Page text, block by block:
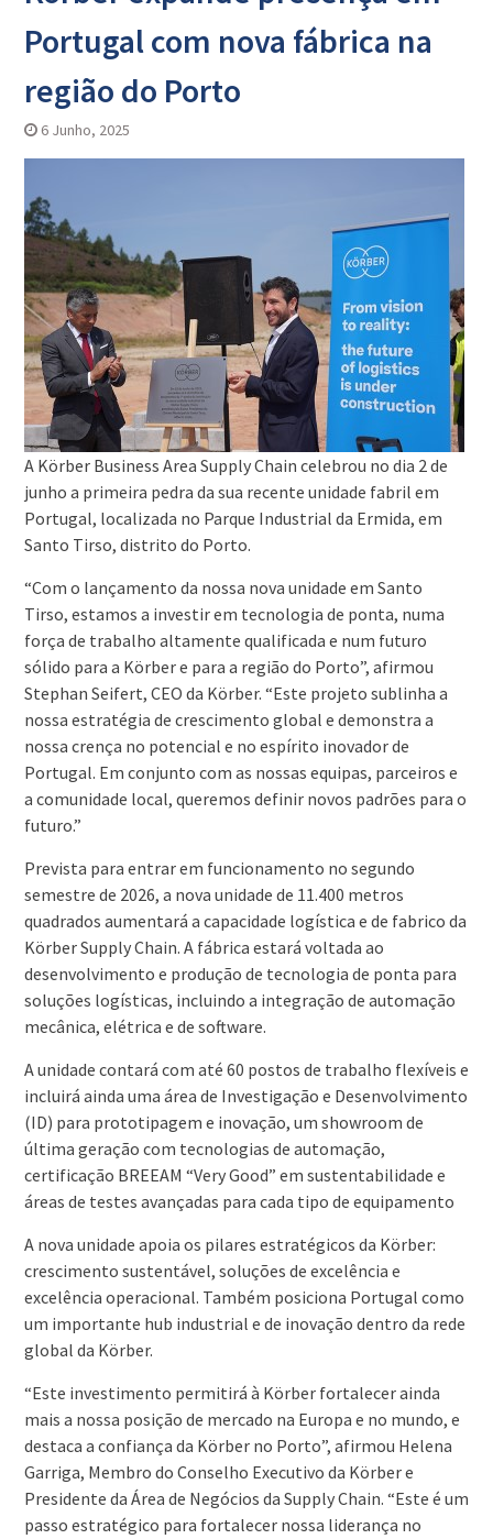
Portugal com nova fábrica na
região do Porto
6 Junho, 2025
A Körber Business Area Supply Chain celebrou no dia 2 de
junho a primeira pedra da sua recente unidade fabril em
Portugal, localizada no Parque Industrial da Ermida, em
Santo Tirso, distrito do Porto.
“Com o lançamento da nossa nova unidade em Santo
Tirso, estamos a investir em tecnologia de ponta, numa
força de trabalho altamente qualificada e num futuro
sólido para a Körber e para a região do Porto”, afirmou
Stephan Seifert, CEO da Körber. “Este projeto sublinha a
nossa estratégia de crescimento global e demonstra a
nossa crença no potencial e no espírito inovador de
Portugal. Em conjunto com as nossas equipas, parceiros e
a comunidade local, queremos definir novos padrões para o
futuro.”
Prevista para entrar em funcionamento no segundo
semestre de 2026, a nova unidade de 11.400 metros
quadrados aumentará a capacidade logística e de fabrico da
Körber Supply Chain. A fábrica estará voltada ao
desenvolvimento e produção de tecnologia de ponta para
soluções logísticas, incluindo a integração de automação
mecânica, elétrica e de software.
A unidade contará com até 60 postos de trabalho flexíveis e
incluirá ainda uma área de Investigação e Desenvolvimento
(ID) para prototipagem e inovação, um showroom de
última geração com tecnologias de automação,
certificação BREEAM “Very Good” em sustentabilidade e
áreas de testes avançadas para cada tipo de equipamento
A nova unidade apoia os pilares estratégicos da Körber:
crescimento sustentável, soluções de excelência e
excelência operacional. Também posiciona Portugal como
um importante hub industrial e de inovação dentro da rede
global da Körber.
“Este investimento permitirá à Körber fortalecer ainda
mais a nossa posição de mercado na Europa e no mundo, e
destaca a confiança da Körber no Porto”, afirmou Helena
Garriga, Membro do Conselho Executivo da Körber e
Presidente da Área de Negócios da Supply Chain. “Este é um
passo estratégico para fortalecer nossa liderança no